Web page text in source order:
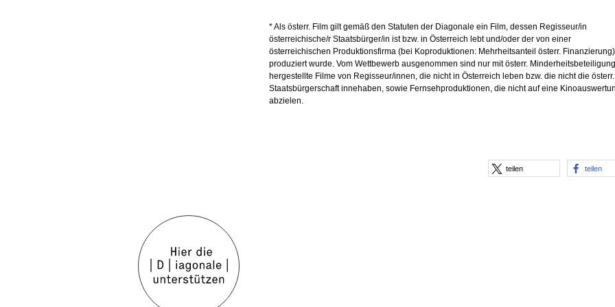
* Als österr. Film gilt gemäß den Statuten der Diagonale ein Film, dessen Regisseur/in
österreichische/r Staatsbürger/in ist bzw. in Österreich lebt und/oder der von einer
österreichischen Produktionsfirma (bei Koproduktionen: Mehrheitsanteil österr. Finanzierung)
produziert wurde. Vom Wettbewerb ausgenommen sind nur mit österr. Minderheitsbeteiligung
hergestellte Filme von Regisseur/innen, die nicht in Österreich leben bzw. die nicht die österr.
Staatsbürgerschaft innehaben, sowie Fernsehproduktionen, die nicht auf eine
abzielen.
teilen teilen